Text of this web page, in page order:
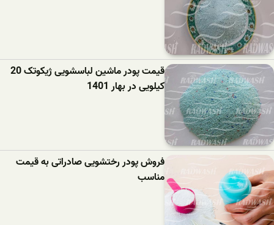
قیمت پودر ماشین لباسشویی ژیکوتک 20
کیلویی در بهار 1401
فروش پودر رختشویی صادراتی به قیمت
مناسب